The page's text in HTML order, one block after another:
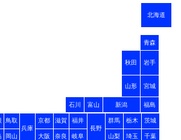
北海道
青森
秋田 岩手
山形 宮城
石川 富山 新潟 福島
鳥取
兵庫
京都 滋賀
福井
長野
群馬 栃木 茨城
岡山 大阪 奈良 岐阜 山梨 埼玉 千葉